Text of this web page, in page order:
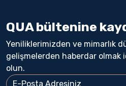
QUA bültenine
Yeniliklerimizden ve mimarlık
gelişmelerden haberdar olmak
olun.